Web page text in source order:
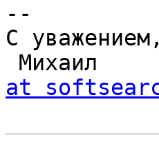
--
С уважением,
Михаил
at